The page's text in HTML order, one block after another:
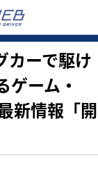
カーで駆け
ーム・
新情報「開